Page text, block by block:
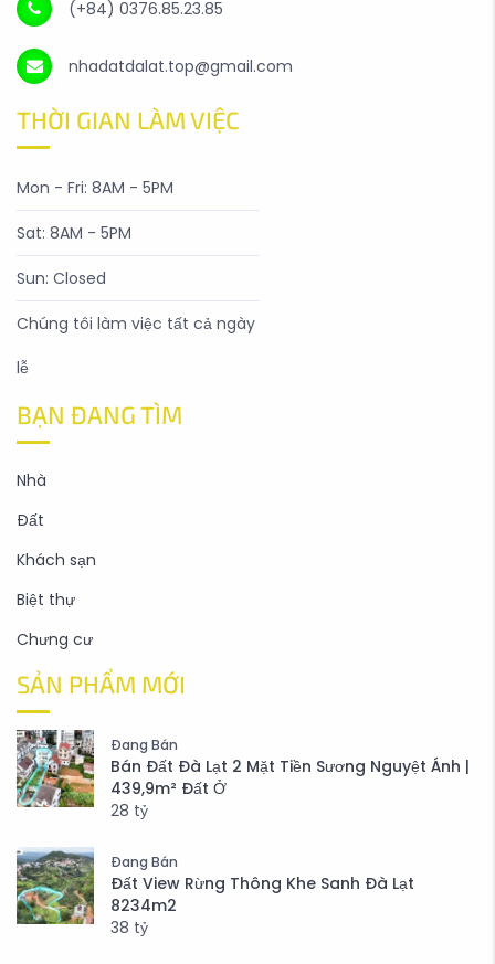
(+84) 0376.85.23.85
nhadatdalat.top@gmail.com
THỜI GIAN LÀM VIỆC
Mon - Fri: 8AM - 5PM
Sat: 8AM - 5PM
Sun: Closed
Chúng tôi làm việc tất cả ngày
lễ
BẠN ĐANG TÌM
Nhà
Đất
Khách sạn
Biệt thự
Chưng cư
SẢN PHẨM MỚI
Đang Bán
Bán Đất Đà Lạt 2 Mặt Tiền Sương Nguyệt Ánh |
439,9m² Đất Ở
28 tỷ
Đang Bán
Đất View Rừng Thông Khe Sanh Đà Lạt
8234m2
38 tỷ